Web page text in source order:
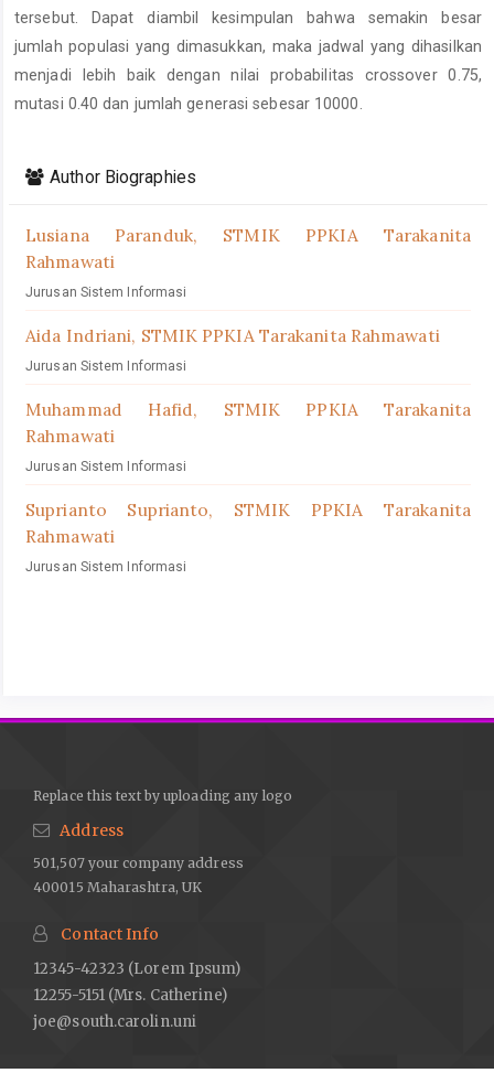
tersebut. Dapat diambil kesimpulan bahwa semakin besar
jumlah populasi yang dimasukkan, maka jadwal yang dihasilkan
menjadi lebih baik dengan nilai probabilitas crossover 0.75,
mutasi 0.40 dan jumlah generasi sebesar 10000.
Details
Author Biographies
Lusiana Paranduk, STMIK PPKIA Tarakanita
Rahmawati
Jurusan Sistem Informasi
Aida Indriani, STMIK PPKIA Tarakanita Rahmawati
Jurusan Sistem Informasi
Muhammad Hafid, STMIK PPKIA Tarakanita
Rahmawati
Jurusan Sistem Informasi
Suprianto Suprianto, STMIK PPKIA Tarakanita
Rahmawati
Jurusan Sistem Informasi
Replace this text by uploading any logo
Address
501,507 your company address
400015 Maharashtra, UK
Contact Info
12345-42323 (Lorem Ipsum)
12255-5151 (Mrs. Catherine)
joe@south.carolin.uni